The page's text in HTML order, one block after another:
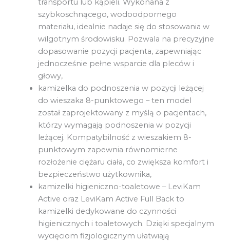
transportu lub kąpieli. Wykonana z
szybkoschnącego, wodoodpornego
materiału, idealnie nadaje się do stosowania w
wilgotnym środowisku. Pozwala na precyzyjne
dopasowanie pozycji pacjenta, zapewniając
jednocześnie pełne wsparcie dla pleców i
głowy,
kamizelka do podnoszenia w pozycji leżącej
do wieszaka 8-punktowego – ten model
został zaprojektowany z myślą o pacjentach,
którzy wymagają podnoszenia w pozycji
leżącej. Kompatybilność z wieszakiem 8-
punktowym zapewnia równomierne
rozłożenie ciężaru ciała, co zwiększa komfort i
bezpieczeństwo użytkownika,
kamizelki higieniczno-toaletowe – LeviKam
Active oraz LeviKam Active Full Back to
kamizelki dedykowane do czynności
higienicznych i toaletowych. Dzięki specjalnym
wycięciom fizjologicznym ułatwiają